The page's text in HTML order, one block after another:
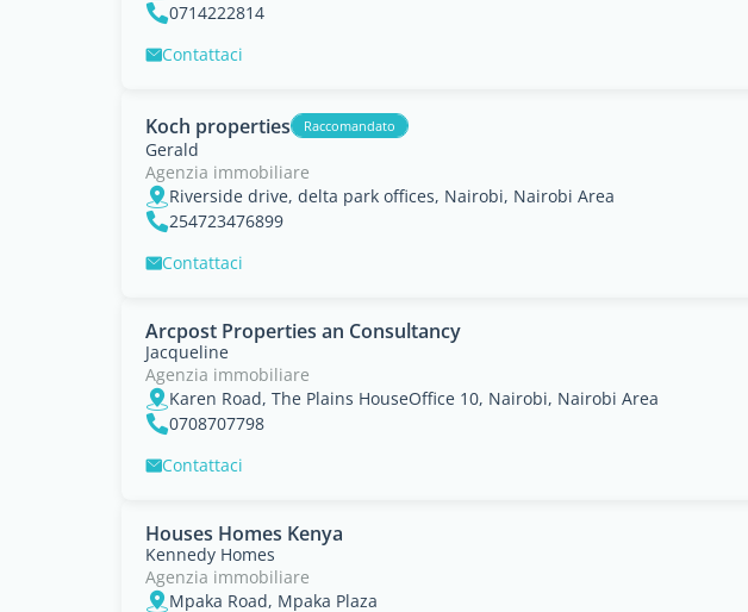
0714222814
Contattaci
Koch properties Raccomandato
Gerald
Agenzia immobiliare
Riverside drive, delta park offices, Nairobi, Nairobi Area
254723476899
Contattaci
Arcpost Properties an Consultancy
Jacqueline
Agenzia immobiliare
Karen Road, The Plains HouseOffice 10, Nairobi, Nairobi Area
0708707798
Contattaci
Houses Homes Kenya
Kennedy Homes
Agenzia immobiliare
Mpaka Road, Mpaka Plaza